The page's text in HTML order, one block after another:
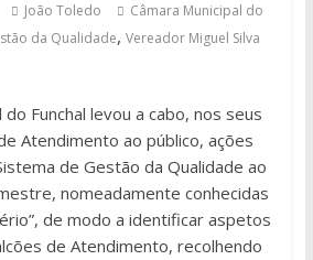
João Toledo
Câmara Municipal do
da Qualidade, Vereador Miguel Silva
do Funchal levou a cabo, nos seus
Atendimento ao público, ações
de Gestão da Qualidade ao
nomeadamente conhecidas
de modo a identificar aspetos
de Atendimento, recolhendo